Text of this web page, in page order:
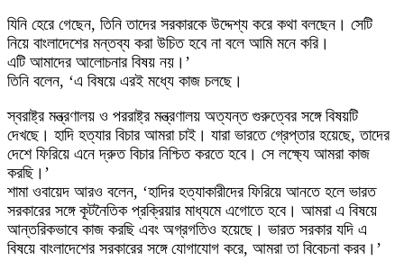
যিনি হেরে গেছেন, তিনি তাদের সরকারকে উদ্দেশ্য করে কথা বলছেন। সেটি
নিয়ে বাংলাদেশের মন্তব্য করা উচিত হবে না বলে আমি মনে করি।
এটি আমাদের আলোচনার বিষয় নয়।’
তিনি বলেন, ‘এ বিষয়ে এরই মধ্যে কাজ চলছে।
স্বরাষ্ট্র মন্ত্রণালয় ও পররাষ্ট্র মন্ত্রণালয় অত্যন্ত গুরুত্বের সঙ্গে বিষয়টি
দেখছে। হাদি হত্যার বিচার আমরা চাই। যারা ভারতে গ্রেপ্তার হয়েছে, তাদের
দেশে ফিরিয়ে এনে দ্রুত বিচার নিশ্চিত করতে হবে। সে লক্ষ্যে আমরা কাজ
করছি।’
শামা ওবায়েদ আরও বলেন, ‘হাদির হত্যাকারীদের ফিরিয়ে আনতে হলে ভারত
সরকারের সঙ্গে কূটনৈতিক প্রক্রিয়ার মাধ্যমে এগোতে হবে। আমরা এ বিষয়ে
আন্তরিকভাবে কাজ করছি এবং অগ্রগতিও হয়েছে। ভারত সরকার যদি এ
বিষয়ে বাংলাদেশের সরকারের সঙ্গে যোগাযোগ করে, আমরা তা বিবেচনা করব।’